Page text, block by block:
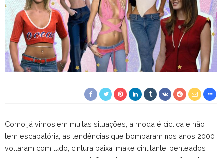
Como já vimos em muitas situações, a moda é cíclica e não
tem escapatória, as tendências que bombaram nos anos 2000
voltaram com tudo, cintura baixa, make cintilante, penteados